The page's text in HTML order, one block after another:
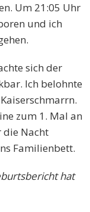
Um 21:05 Uhr
und ich
sich der
Ich belohnte
zum 1. Mal an
die Nacht
Familienbett.
hat